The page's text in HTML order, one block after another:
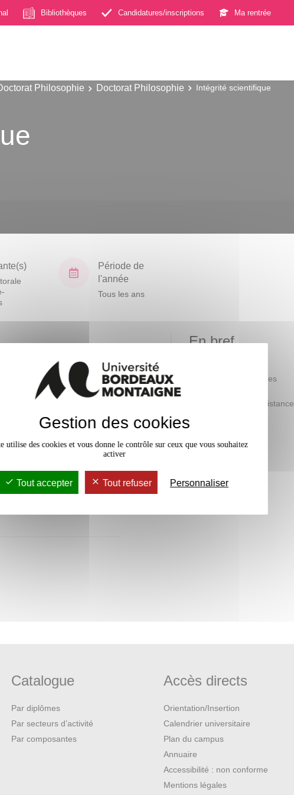
Bibliothèques Candidatures/inscriptions Ma rentrée
Philosophie Doctorat Philosophie Intégrité scientifique
Période de
l'année
Tous les ans
En bref
Mobilité d'études
Accessible à distance
Catalogue
Par diplômes
Par secteurs d’activité
Par composantes
Accès directs
Orientation/Insertion
Calendrier universitaire
Plan du campus
Annuaire
Accessibilité : non conforme
Mentions légales
Gestion des cookies
utilise des cookies et vous donne le contrôle sur ceux que vous souhaitez
activer
Tout accepter Tout refuser Personnaliser